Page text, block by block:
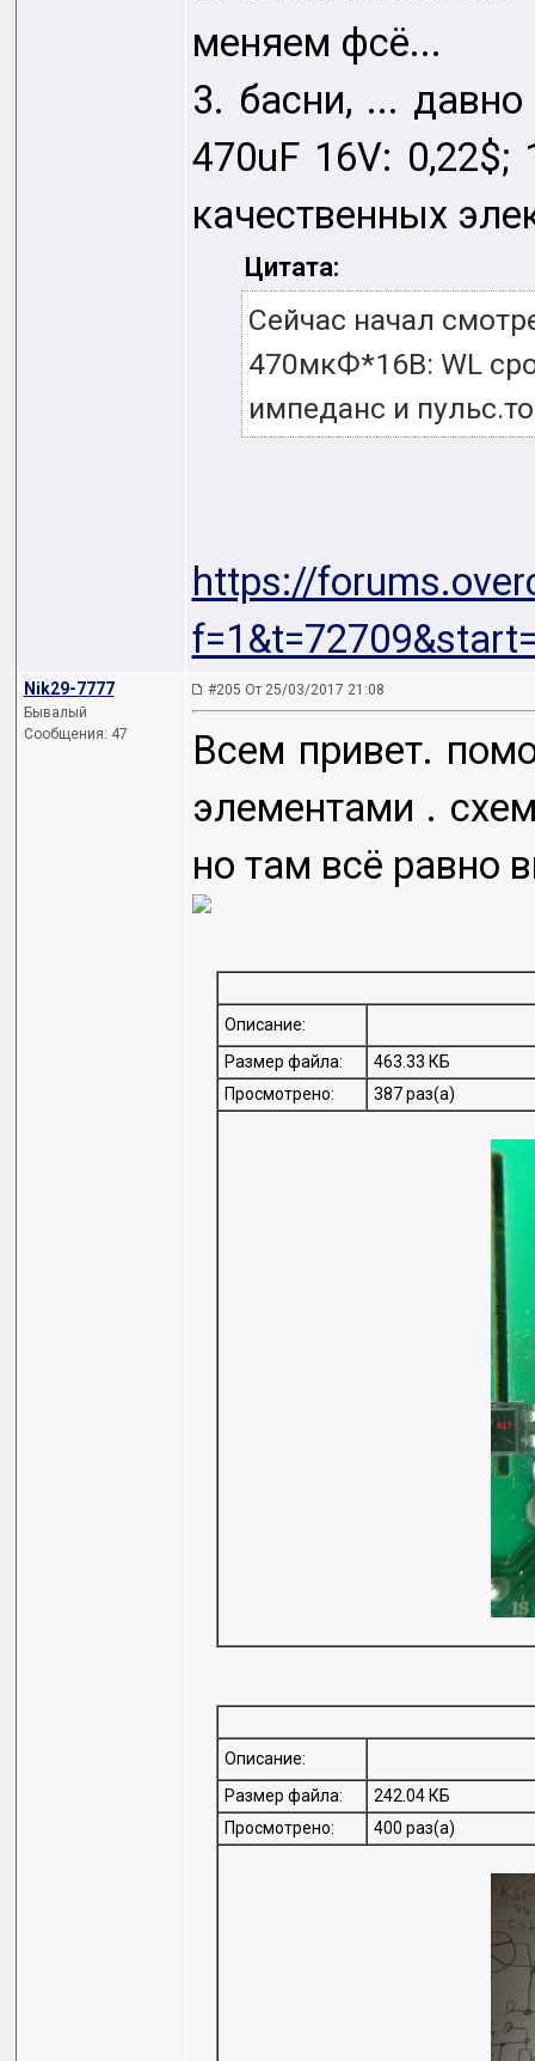
меняем фсё...
3. басни, ...
470uF 16V: 0,22$;
качественных
Цитата:
Сейчас начал
470мкФ*16В: WL
импеданс и
https://
Nik29-7777
Бывалый
Сообщения: 47
#205 От 25/03/2017 21:08
Всем привет.
элементами .
но там всё равно
Описание:
Размер файла:
463.33 КБ
Просмотрено:
387 раз(а)
Описание:
Размер файла:
242.04 КБ
Просмотрено:
400 раз(а)